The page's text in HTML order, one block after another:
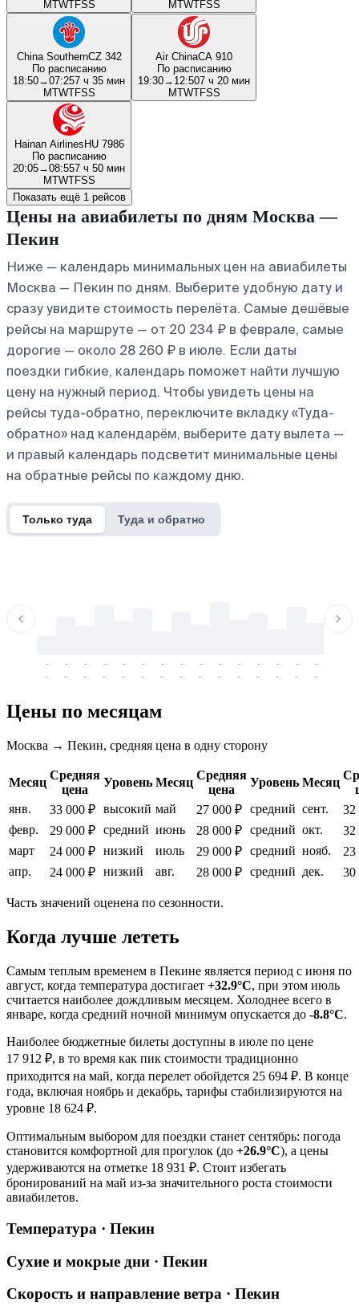
MTWTFSS MTWTFSS
China SouthernCZ 342
По расписанию
18:50→07:257 ч 35 мин
MTWTFSS
Air ChinaCA 910
По расписанию
19:30→ 12:507 ч 20 мин
MTWTFSS
Hainan AirlinesHU 7986
По расписанию
20:05→08:557 ч 50 мин
MTWTFSS
Показать ещё 1 рейсов
Цены на авиабилеты по дням Москва —
Пекин
Ниже — календарь минимальных цен на авиабилеты
Москва — Пекин по дням. Выберите удобную дату и
сразу увидите стоимость перелёта. Самые дешёвые
рейсы на маршруте — от 20 234 ₽ в феврале, самые
дорогие — около 28 260 ₽ в июле. Если даты
поездки гибкие, календарь поможет найти лучшую
цену на нужный период. Чтобы увидеть цены на
рейсы туда-обратно, переключите вкладку «Туда-
обратно» над календарём, выберите дату вылета —
и правый календарь подсветит минимальные цены
на обратные рейсы по каждому дню.
Только туда Туда и обратно
-
-
-
-
-
-
-
-
-
-
-
-
-
-
-
-
-
-
-
-
-
-
-
-
-
-
-
-
-
-
Цены по месяцам
Москва → Пекин, средняя цена в одну сторону
Месяц
Средняя
цена
Уровень Месяц
Средняя
цена
Уровень Месяц
янв.
33 000 ₽ высокий май 27 000 ₽ средний сент.
32
февр.
29 000 ₽ средний июнь 28 000 ₽ средний окт.
32
март
24 000 ₽ низкий июль 29 000 ₽ средний нояб.
23
апр.
24 000 ₽ низкий авг. 28 000 ₽ средний дек. 30
Часть значений оценена по сезонности.
Когда лучше лететь
Самым теплым временем в Пекине является период с июня по
август, когда температура достигает +32.9°C, при этом июль
считается наиболее дождливым месяцем. Холоднее всего в
январе, когда средний ночной минимум опускается до -8.8°C.
Наиболее бюджетные билеты доступны в июле по цене
17 912 ₽, в то время как пик стоимости традиционно
приходится на май, когда перелет обойдется 25 694 ₽. В конце
года, включая ноябрь и декабрь, тарифы стабилизируются на
уровне 18 624 ₽.
Оптимальным выбором для поездки станет сентябрь: погода
становится комфортной для прогулок (до +26.9°C), а цены
удерживаются на отметке 18 931 ₽. Стоит избегать
бронирований на май из-за значительного роста стоимости
авиабилетов.
Температура · Пекин
Сухие и мокрые дни · Пекин
Скорость и направление ветра · Пекин